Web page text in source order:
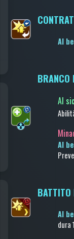
Al
BRANCO
Al
Al
BATTITO
Al
dura